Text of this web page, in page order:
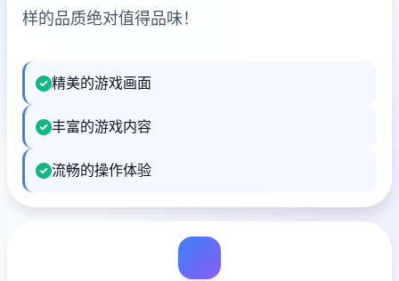
样的品质绝对值得品味！
精美的游戏画面
丰富的游戏内容
流畅的操作体验